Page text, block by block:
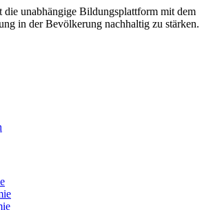
die unabhängige Bildungsplattform mit dem
in der Bevölkerung nachhaltig zu stärken.